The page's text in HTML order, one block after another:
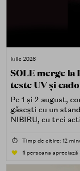
iulie 2026
SOLE merge la
teste UV și
Pe 1 și 2 august,
găsești cu un
NIBIRU, cu trei
⏱️ Timp de citire: 12
1 persoana